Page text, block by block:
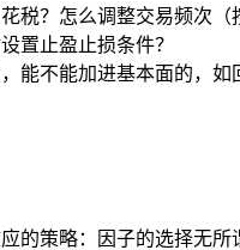
税？怎么调整交易频次（
置止盈止损条件？
能不能加进基本面的，如
的策略：因子的选择无